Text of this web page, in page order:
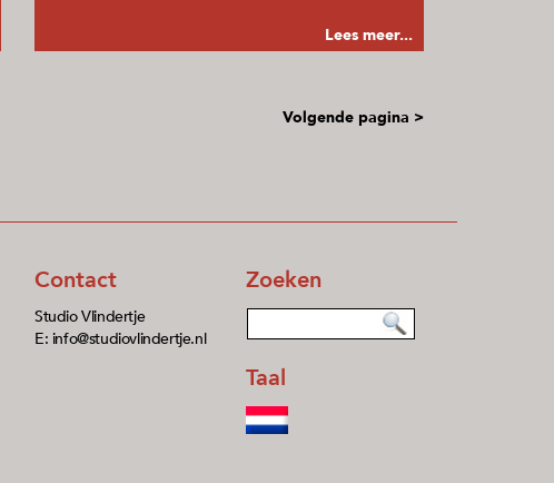
Lees meer...
Volgende pagina >
Contact
Studio Vlindertje
E: info@studiovlindertje.nl
Zoeken
Taal